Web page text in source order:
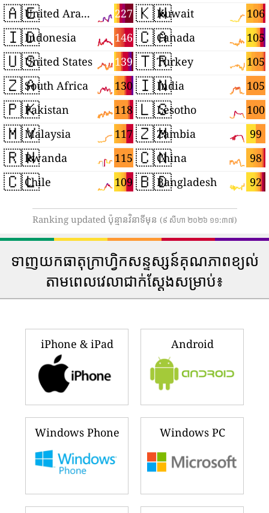
🇦🇪 227
United Arab Emirates
🇮🇩 146
Indonesia
🇺🇸 139
United States
🇿🇦 130
South Africa
🇵🇰 118
Pakistan
🇲🇾 117
Malaysia
🇷🇼 115
Rwanda
🇨🇱 109
Chile
🇰🇼 106
Kuwait
🇨🇦 105
Canada
🇹🇷 105
Turkey
🇮🇳 105
India
🇱🇸 100
Lesotho
🇿🇲 99
Zambia
🇨🇳 98
China
🇧🇩 92
Bangladesh
Ranking updated ប៉ុន្មានវិនាទីមុន (៩ សីហា ២០២៦ ១១:៣៧)
ទាញយកធាតុក្រាហ្វិកសន្ទស្សន៍គុណភាពខ្យល់
តាមពេលវេលាជាក់ស្តែងសម្រាប់៖
iPhone & iPad Android
Windows Phone Windows PC